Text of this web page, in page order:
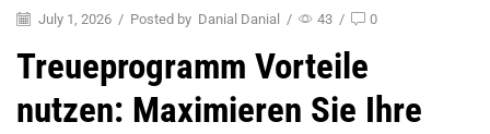
July 1, 2026 / Posted by Danial Danial / 43 / 0
Treueprogramm Vorteile
nutzen: Maximieren Sie Ihre